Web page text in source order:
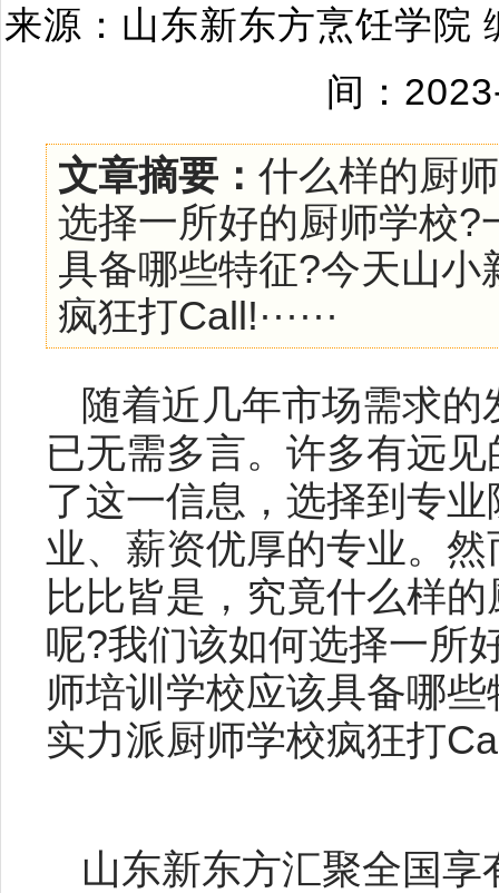
来源：山东新东方烹饪学院
间：
文章摘要： 什么样的厨
选择一所好的厨师学校
具备哪些特征?今天山
疯狂打Call!······
随着近几年市场需求
已无需多言。许多有远
了这一信息，选择到专
业、薪资优厚的专业。
比比皆是，究竟什么样
呢?我们该如何选择一所
师培训学校应该具备哪
实力派厨师学校疯狂打
山东新东方汇聚全国